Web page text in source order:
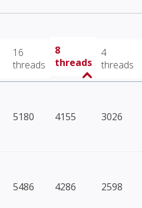
16
threads
8
threads
4
threads
5180 4155 3026
5486 4286 2598